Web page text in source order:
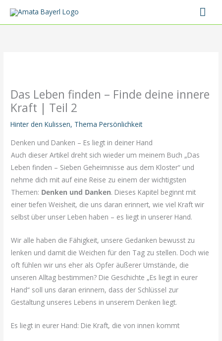
Inhalt
Das Leben finden – Finde deine innere
Kraft | Teil 2
Hinter den Kulissen, Thema Persönlichkeit
Denken und Danken – Es liegt in deiner Hand
Auch dieser Artikel dreht sich wieder um meinem Buch „Das
Leben finden – Sieben Geheimnisse aus dem Kloster“ und
nehme dich mit auf eine Reise zu einem der wichtigsten
Themen: Denken und Danken. Dieses Kapitel beginnt mit
einer tiefen Weisheit, die uns daran erinnert, wie viel Kraft wir
selbst über unser Leben haben – es liegt in unserer Hand.
Wir alle haben die Fähigkeit, unsere Gedanken bewusst zu
lenken und damit die Weichen für den Tag zu stellen. Doch wie
oft fühlen wir uns eher als Opfer äußerer Umstände, die
unseren Alltag bestimmen? Die Geschichte „Es liegt in eurer
Hand“ soll uns daran erinnern, dass der Schlüssel zur
Gestaltung unseres Lebens in unserem Denken liegt.
Es liegt in eurer Hand: Die Kraft, die von innen kommt